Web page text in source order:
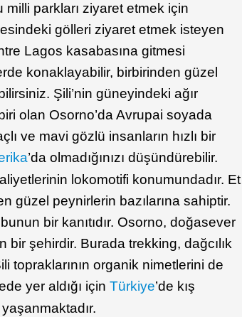
parkları ziyaret etmek için
gölleri ziyaret etmek isteyen
Lagos kasabasına gitmesi
konaklayabilir, birbirinden güzel
Şili’nin güneyindeki ağır
olan Osorno’da Avrupai soyada
ve mavi gözlü insanların hızlı bir
’da olmadığınızı düşündürebilir.
lokomotifi konumundadır. Et
güzel peynirlerin bazılarına sahiptir.
bir kanıtıdır. Osorno, doğasever
şehirdir. Burada trekking, dağcılık
topraklarının organik nimetlerini de
yer aldığı içinTürkiye’de kış